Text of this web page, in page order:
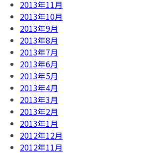
2013年11月
2013年10月
2013年9月
2013年8月
2013年7月
2013年6月
2013年5月
2013年4月
2013年3月
2013年2月
2013年1月
2012年12月
2012年11月